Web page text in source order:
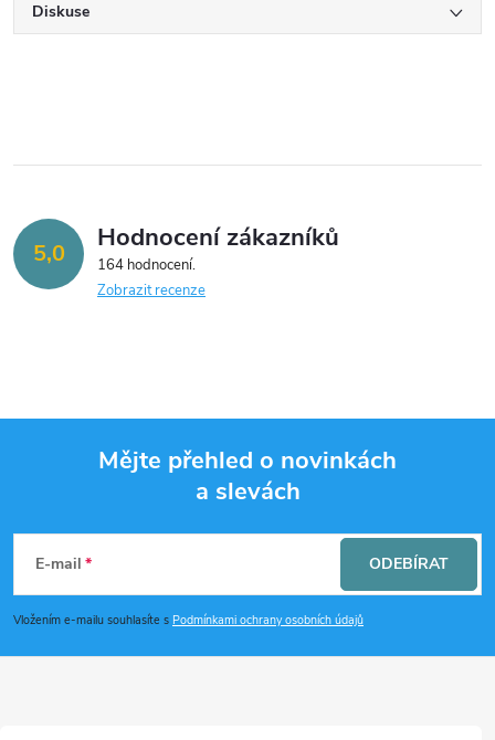
Diskuse
5,0 Hodnocení zákazníků
164 hodnocení
Zobrazit recenze
p
a
Mějte přehled o novinkách
a slevách
E-mail
Vložením e-mailu souhlasíte s Podmínkami ochrany osobních údajů
ODEBÍRAT